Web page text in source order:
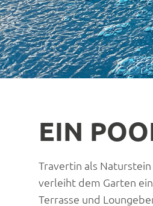
EIN
Travertin als
verleiht dem Garten
Terrasse und